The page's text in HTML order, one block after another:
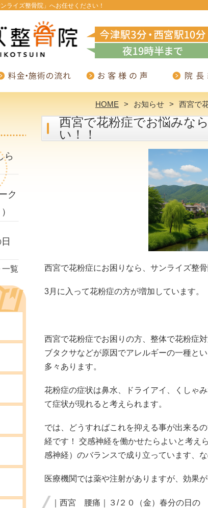
ライズ整骨院」へお任せください！
HOME お知らせ 西宮で
ら
ク
一覧
西宮で花粉症でお悩みな
い！！
西宮で花粉症にお困りなら、サンライズ整
3月に入って花粉症の方が増加しています。
西宮で花粉症でお困りの方、整体で花粉症
ブタクサなどが原因でアレルギーの一種と
多々あります。
花粉症の症状は鼻水、ドライアイ、くしゃ
て症状が現れると考えられます。
では、どうすればこれを抑える事が出来る
経です！ 交感神経を働かせたらよいと考え
感神経）のバランスで成り立っています、
医療機関では薬や注射がありますが、効果
｜西宮 腰痛｜３/２０（金）春分の日の